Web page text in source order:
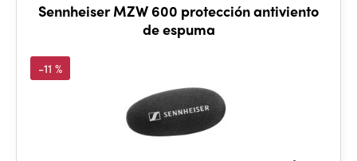
Sennheiser MZW 600 protección antiviento
de espuma
-11 %